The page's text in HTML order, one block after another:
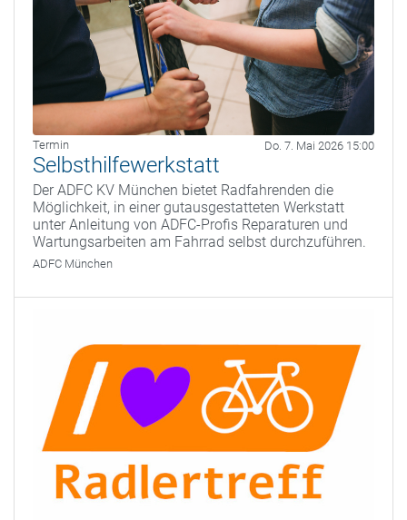
Termin Do. 7. Mai 2026 15:00
Selbsthilfewerkstatt
Der ADFC KV München bietet Radfahrenden die
Möglichkeit, in einer gutausgestatteten Werkstatt
unter Anleitung von ADFC-Profis Reparaturen und
Wartungsarbeiten am Fahrrad selbst durchzuführen.
ADFC München